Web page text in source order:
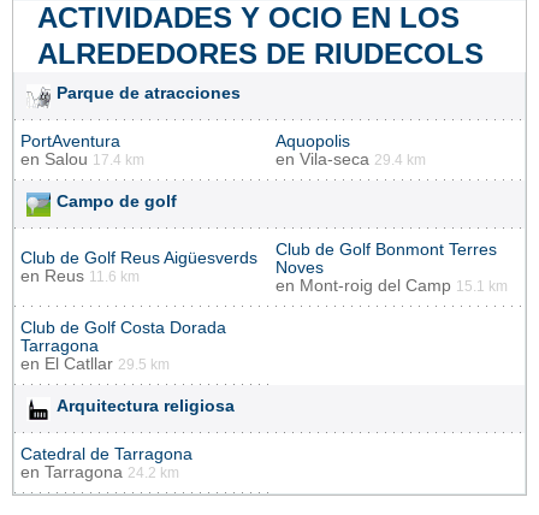
ACTIVIDADES Y OCIO EN LOS
ALREDEDORES DE RIUDECOLS
Parque de atracciones
PortAventura
en Salou 17.4 km
Aquopolis
en Vila-seca 29.4 km
Campo de golf
Club de Golf Reus Aigüesverds
en Reus 11.6 km
Club de Golf Bonmont Terres
Noves
en Mont-roig del Camp 15.1 km
Club de Golf Costa Dorada
Tarragona
en El Catllar 29.5 km
Arquitectura religiosa
Catedral de Tarragona
en Tarragona 24.2 km